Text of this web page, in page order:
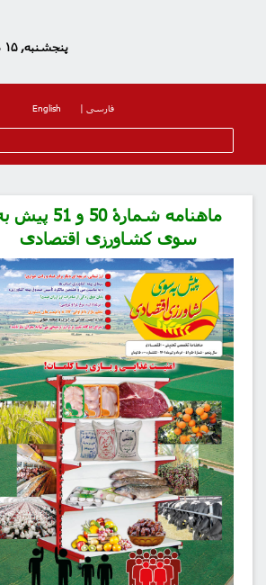
English
ماهنامه شمارۀ 50 و 51 پیش به
سوی کشاورزی اقتصادی